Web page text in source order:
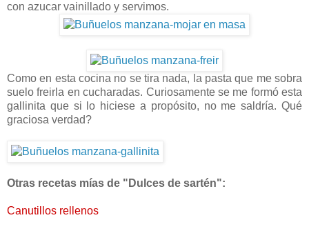
con azucar vainillado y servimos.
Como en esta cocina no se tira nada, la pasta que me sobra
suelo freirla en cucharadas. Curiosamente se me formó esta
gallinita que si lo hiciese a propósito, no me saldría. Qué
graciosa verdad?
Otras recetas mías de "Dulces de sartén":
Canutillos rellenos